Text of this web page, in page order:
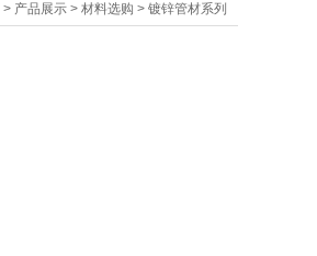
> 产品展示 > 材料选购 > 镀锌管材系列